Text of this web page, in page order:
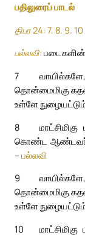
பதிலுரைப் பாடல்
திபா 24: 7. 8. 9.
பல்லவி:
7
தொன்மைமிகு
உள்ளே
8
கொண்ட ஆண்டவர்
– பல்லவி
9
தொன்மைமிகு
உள்ளே
10